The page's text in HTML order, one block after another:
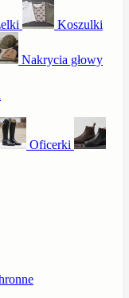
Koszulki
Nakrycia głowy
Oficerki